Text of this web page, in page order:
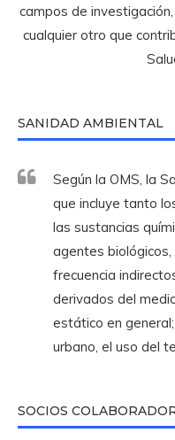
campos de
cualquier otro que
SANIDAD AMBIENTAL
Según la OMS, la
que incluye tanto
las sustancias
agentes
frecuencia
derivados del
estático en
urbano, el uso del
SOCIOS